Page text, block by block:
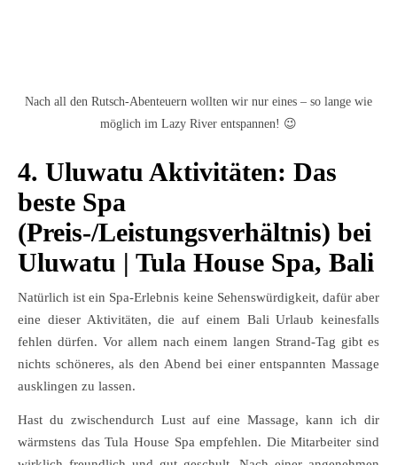
Nach all den Rutsch-Abenteuern wollten wir nur eines – so lange wie
möglich im Lazy River entspannen! 😉
4. Uluwatu Aktivitäten: Das
beste Spa
(Preis-/Leistungsverhältnis) bei
Uluwatu | Tula House Spa, Bali
Natürlich ist ein Spa-Erlebnis keine Sehenswürdigkeit, dafür aber
eine dieser Aktivitäten, die auf einem Bali Urlaub keinesfalls
fehlen dürfen. Vor allem nach einem langen Strand-Tag gibt es
nichts schöneres, als den Abend bei einer entspannten Massage
ausklingen zu lassen.
Hast du zwischendurch Lust auf eine Massage, kann ich dir
wärmstens das Tula House Spa empfehlen. Die Mitarbeiter sind